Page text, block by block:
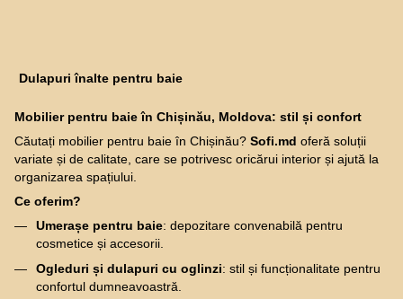
Mobilier pentru baie în Chișinău, Moldova: stil și confort
Căutați mobilier pentru baie în Chișinău? Sofi.md oferă soluții
variate și de calitate, care se potrivesc oricărui interior și ajută la
organizarea spațiului.
Ce oferim?
Umerașe pentru baie: depozitare convenabilă pentru
cosmetice și accesorii.
Ogleduri și dulapuri cu oglinzi: stil și funcționalitate pentru
confortul dumneavoastră.
Dulapuri înalte pentru baie